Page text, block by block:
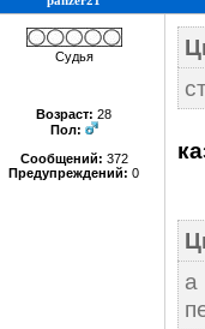
Судья
Возраст: 28
Пол:
Сообщений: 372
Предупреждений: 0
а